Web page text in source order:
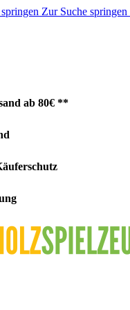
Zur Suche springen
ab 80€ **